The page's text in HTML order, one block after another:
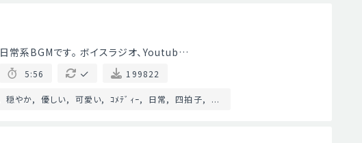
常系BGMです。 ボイスラジオ、Youtub…
5:56 199822
穏やか 優しい 可愛い ｺﾒﾃﾞｨｰ 日常 四拍子 ...